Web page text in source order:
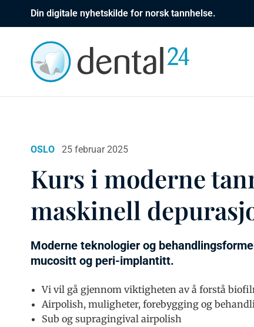
Din digitale nyhetskilde for norsk tannhelse.
OSLO 25 februar 2025
Kurs i moderne
maskinell
Moderne teknologier og
mucositt og peri-implantitt.
Vi vil gå gjennom viktigheten av å forstå
Airpolish, muligheter, forebygging og
Sub og supragingival airpolish